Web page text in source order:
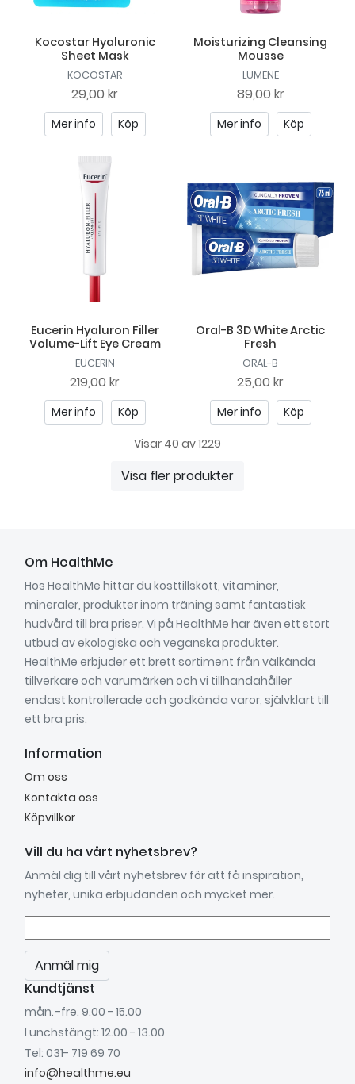
Kocostar Hyaluronic
Sheet Mask
KOCOSTAR
29,00 kr
Mer info Köp
Moisturizing Cleansing
Mousse
LUMENE
89,00 kr
Mer info Köp
Eucerin Hyaluron Filler
Volume-Lift Eye Cream
EUCERIN
219,00 kr
Mer info Köp
Oral-B 3D White Arctic
Fresh
ORAL-B
25,00 kr
Mer info
Köp
Visar 40 av 1229
Visa fler produkter
Om HealthMe
Hos HealthMe hittar du kosttillskott, vitaminer,
mineraler, produkter inom träning samt fantastisk
hudvård till bra priser. Vi på HealthMe har även ett stort
utbud av ekologiska och veganska produkter.
HealthMe erbjuder ett brett sortiment från välkända
tillverkare och varumärken och vi tillhandahåller
endast kontrollerade och godkända varor, självklart till
ett bra pris.
Information
Om oss
Kontakta oss
Köpvillkor
Vill du ha vårt nyhetsbrev?
Anmäl dig till vårt nyhetsbrev för att få inspiration,
nyheter, unika erbjudanden och mycket mer.
Anmäl mig
Kundtjänst
mån.–fre. 9.00 - 15.00
Lunchstängt: 12.00 - 13.00
Tel: 031- 719 69 70
info@healthme.eu